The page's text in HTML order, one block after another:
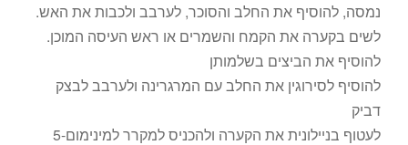
נמסה, להוסיף את החלב והסוכר, לערבב ולכבות את האש.
לשים בקערה את הקמח והשמרים או ראש העיסה המוכן.
להוסיף את הביצים בשלמותן
להוסיף לסירוגין את החלב עם המרגרינה ולערבב לבצק
דביק
לעטוף בניילונית את הקערה ולהכניס למקרר למינימום-5